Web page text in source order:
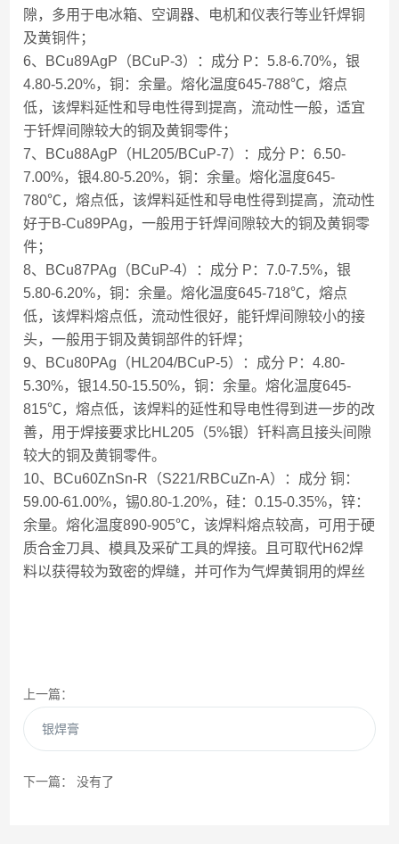
隙，多用于电冰箱、空调器、电机和仪表行等业钎焊铜
及黄铜件；
6、BCu89AgP（BCuP-3）：成分 P：5.8-6.70%，银
4.80-5.20%，铜：余量。熔化温度645-788℃，熔点
低，该焊料延性和导电性得到提高，流动性一般，适宜
于钎焊间隙较大的铜及黄铜零件；
7、BCu88AgP（HL205/BCuP-7）：成分 P：6.50-
7.00%，银4.80-5.20%，铜：余量。熔化温度645-
780℃，熔点低，该焊料延性和导电性得到提高，流动性
好于B-Cu89PAg，一般用于钎焊间隙较大的铜及黄铜零
件；
8、BCu87PAg（BCuP-4）：成分 P：7.0-7.5%，银
5.80-6.20%，铜：余量。熔化温度645-718℃，熔点
低，该焊料熔点低，流动性很好，能钎焊间隙较小的接
头，一般用于铜及黄铜部件的钎焊；
9、BCu80PAg（HL204/BCuP-5）：成分 P：4.80-
5.30%，银14.50-15.50%，铜：余量。熔化温度645-
815℃，熔点低，该焊料的延性和导电性得到进一步的改
善，用于焊接要求比HL205（5%银）钎料高且接头间隙
较大的铜及黄铜零件。
10、BCu60ZnSn-R（S221/RBCuZn-A）：成分 铜：
59.00-61.00%，锡0.80-1.20%，硅：0.15-0.35%，锌：
余量。熔化温度890-905℃，该焊料熔点较高，可用于硬
质合金刀具、模具及采矿工具的焊接。且可取代H62焊
料以获得较为致密的焊缝，并可作为气焊黄铜用的焊丝
上一篇：
银焊膏
下一篇： 没有了